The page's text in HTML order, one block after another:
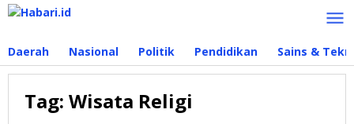
Lewati
Daerah Nasional Politik Pendidikan Sains &
Tag: Wisata Religi